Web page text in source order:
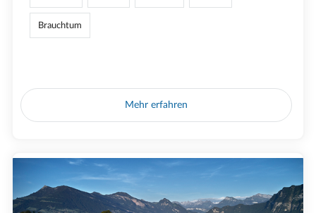
Brauchtum
Mehr erfahren